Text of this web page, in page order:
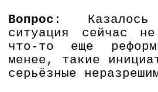
Вопрос : Казалось
ситуация сейчас
что-то еще
менее, такие
серьёзные